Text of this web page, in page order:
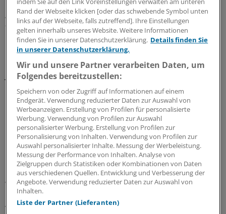
kommentierte Martin Litsch, Vorstandsvorsitzender des
AOK-Bundesverbands, das Untersuchungsergebnis. Er
forderte einen konsequenten Umbau der
Krankenhauslandschaft in hochspezialisierte Zentren.
Der Gesetzgeber solle dafür 75 Milliarden Euro bis zum
Jahr 2025 bereitstellen. Im Krankenhausstrukturgesetz
ist dafür bislang eine Milliarde vorgesehen.
Kostenübernahme nur noch bei Op-
Mindestmengen?
Litsch verwies darauf, dass die aktuellen Beschlüsse des
Gemeinsamen Bundesausschusses es erleichterten
neue Mindestmengen aufzustellen. Das AOK-System
werde künftig schlechte Ergebnisse von Operationen
nicht mehr bezahlen, wenn sie in einem Haus
vorgenommen würden, das Mindestmengen
indem Sie auf den Link Voreinstellungen verwalten am unteren
Rand der Webseite klicken [oder das schwebende Symbol unten
links auf der Webseite, falls zutreffend]. Ihre Einstellungen
gelten innerhalb unseres Website. Weitere Informationen
finden Sie in unserer Datenschutzerklärung. Details finden Sie
in unserer Datenschutzerklärung.
Wir und unsere Partner verarbeiten Daten, um
Folgendes bereitzustellen:
Speichern von oder Zugriff auf Informationen auf einem
Endgerät. Verwendung reduzierter Daten zur Auswahl von
Werbeanzeigen. Erstellung von Profilen für personalisierte
Werbung. Verwendung von Profilen zur Auswahl
personalisierter Werbung. Erstellung von Profilen zur
Personalisierung von Inhalten. Verwendung von Profilen zur
Auswahl personalisierter Inhalte. Messung der Werbeleistung.
Messung der Performance von Inhalten. Analyse von
Zielgruppen durch Statistiken oder Kombinationen von Daten
aus verschiedenen Quellen. Entwicklung und Verbesserung der
Angebote. Verwendung reduzierter Daten zur Auswahl von
Inhalten.
Liste der Partner (Lieferanten)